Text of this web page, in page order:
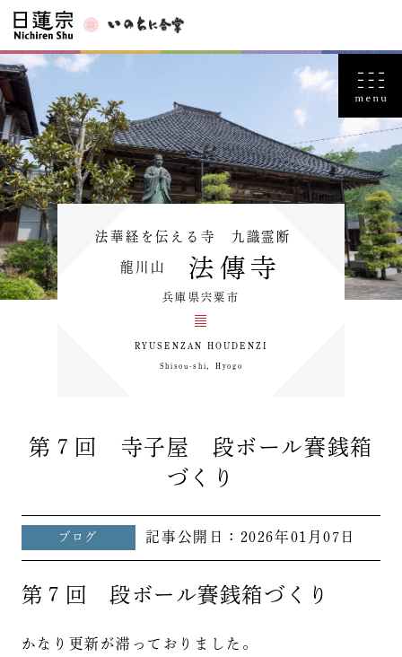
法華経を伝える寺 九識霊断
龍川山 法傳寺
兵庫県宍粟市
RYUSENZAN HOUDENZI
Shisou-shi，Hyogo
第７回 寺子屋 段ボール賽銭箱
づくり
ブログ 記事公開日： 2026年01月07日
第７回 段ボール賽銭箱づくり
かなり更新が滞っておりました。